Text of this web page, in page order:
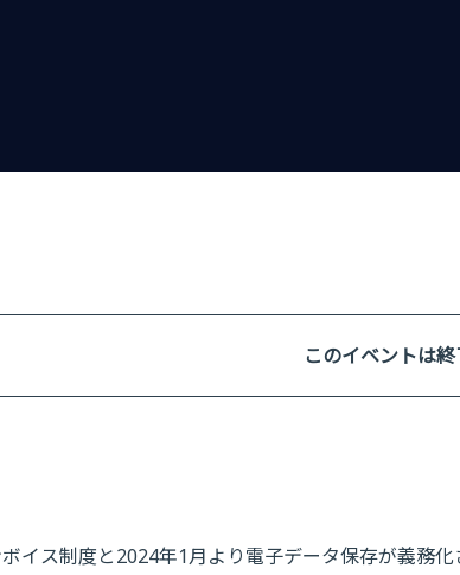
このイベントは終
イス制度と2024年1月より電子データ保存が義務